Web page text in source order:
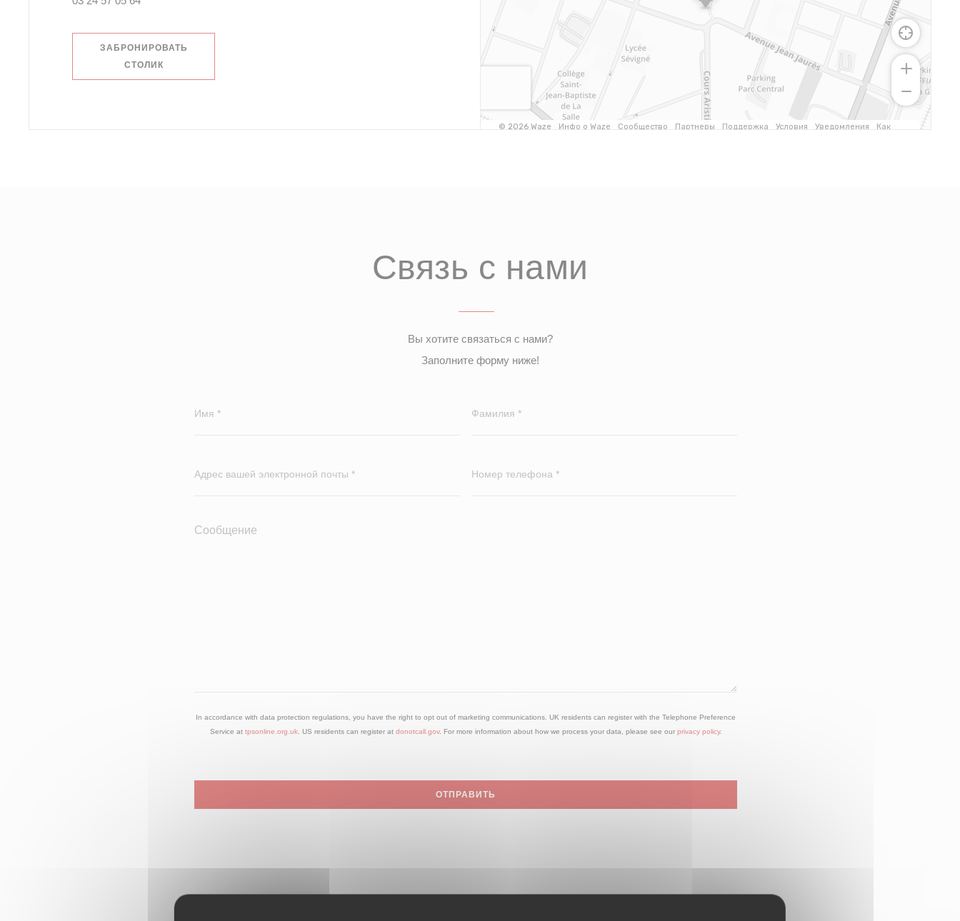
ЗАБРОНИРОВАТЬ
СТОЛИК
Связь с нами
Вы хотите связаться с нами?
Заполните форму ниже!
In accordance with data protection regulations, you have the right to opt out of marketing communications. UK residents can register with the Telephone Preference
Service at tpsonline.org.uk. US residents can register at donotcall.gov. For more information about how we process your data, please see our privacy policy.